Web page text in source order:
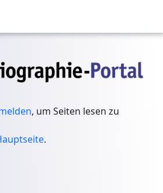
, um Seiten lesen zu
.